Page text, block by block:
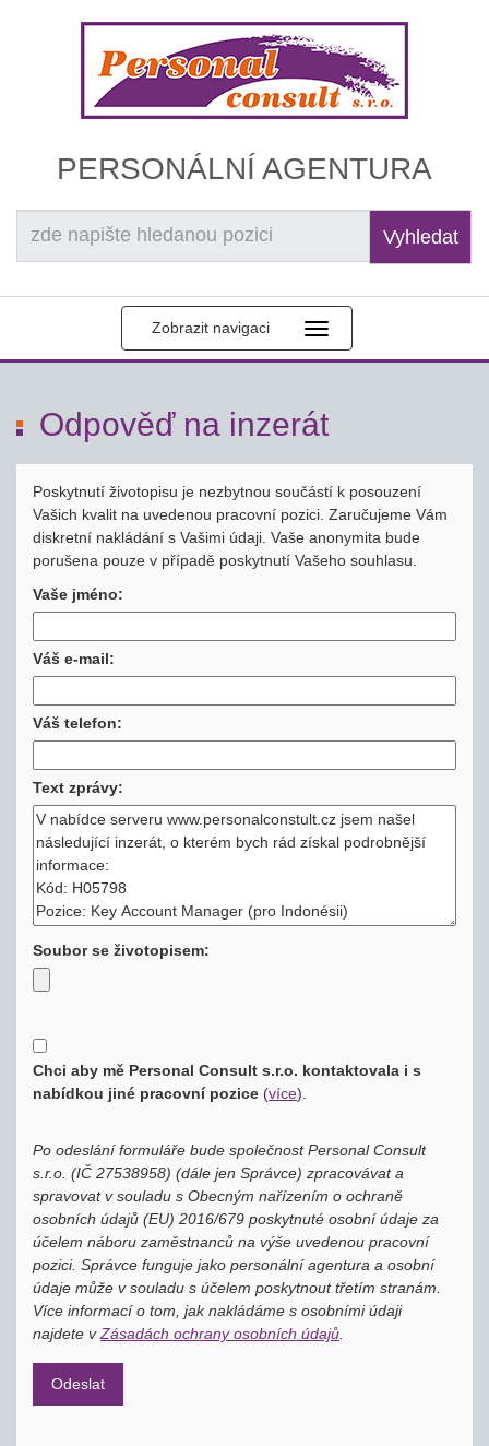
PERSONÁLNÍ AGENTURA
Vyhledat
Zobrazit navigaci
Odpověď na inzerát
Poskytnutí životopisu je nezbytnou součástí k posouzení
Vašich kvalit na uvedenou pracovní pozici. Zaručujeme Vám
diskretní nakládání s Vašimi údaji. Vaše anonymita bude
porušena pouze v případě poskytnutí Vašeho souhlasu.
Vaše jméno:
Váš e-mail:
Váš telefon:
Text zprávy:
Soubor se životopisem:
Chci aby mě Personal Consult s.r.o. kontaktovala i s
nabídkou jiné pracovní pozice (více)
Po odeslání formuláře bude společnost Personal Consult
s.r.o. (IČ 27538958) (dále jen Správce) zpracovávat a
spravovat v souladu s Obecným nařízením o ochraně
osobních údajů (EU) 2016/679 poskytnuté osobní údaje za
účelem náboru zaměstnanců na výše uvedenou pracovní
pozici. Správce funguje jako personální agentura a osobní
údaje může v souladu s účelem poskytnout třetím stranám.
Více informací o tom, jak nakládáme s osobními údaji
najdete vZásadách ochrany osobních údajů